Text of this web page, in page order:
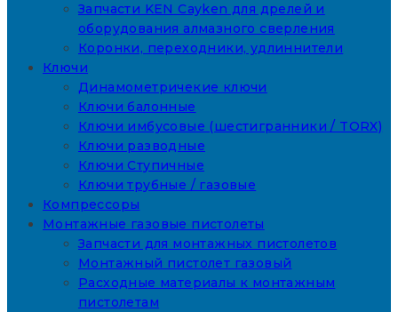
Запчасти KEN Cayken для дрелей и
оборудования алмазного сверления
Коронки, переходники, удлиннители
Ключи
Динамометричекие ключи
Ключи балонные
Ключи имбусовые (шестигранники / TORX)
Ключи разводные
Ключи Ступичные
Ключи трубные / газовые
Компрессоры
Монтажные газовые пистолеты
Запчасти для монтажных пистолетов
Монтажный пистолет газовый
Расходные материалы к монтажным
пистолетам